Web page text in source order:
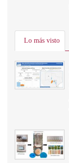
Lo más visto